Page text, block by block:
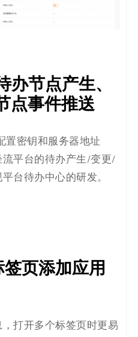
节点产生、
点事件推送
置密钥和服务器地址
平台的待办产生/变更/
台待办中心的研发。
页添加应用
打开多个标签页时更易